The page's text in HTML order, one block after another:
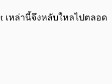
เหล่านี้จึงหลับใหลไปตลอด